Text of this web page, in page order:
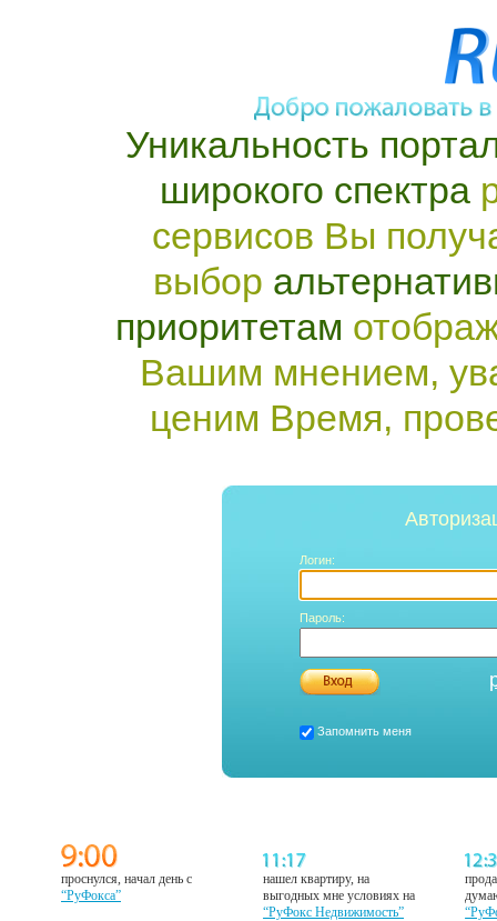
Уникальность
широкого спектра
сервисов Вы
выбор
приоритетам
Вашим мнением,
ценим Время,
Логин:
Пароль:
Запомнить меня
проснулся, начал день с
“РуФокса”
нашел квартиру, на
выгодных мне условиях на
“РуФокс Недвижимость”